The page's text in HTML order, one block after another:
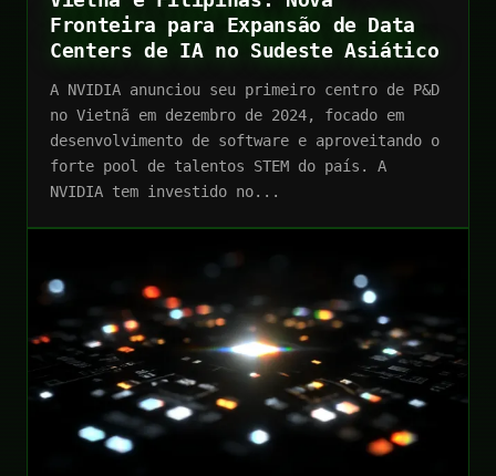
Fronteira para Expansão de Data
Centers de IA no Sudeste Asiático
A NVIDIA anunciou seu primeiro centro de P&D
no Vietnã em dezembro de 2024, focado em
desenvolvimento de software e aproveitando o
forte pool de talentos STEM do país. A
NVIDIA tem investido no...